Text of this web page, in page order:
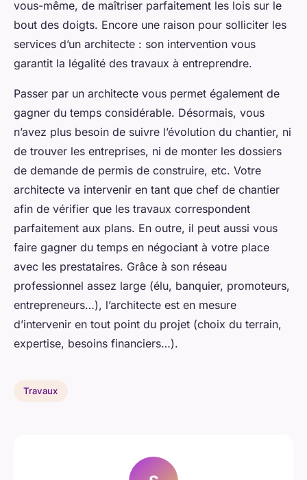
vous-même, de maîtriser parfaitement les lois sur le
bout des doigts. Encore une raison pour solliciter les
services d’un architecte : son intervention vous
garantit la légalité des travaux à entreprendre.
Passer par un architecte vous permet également de
gagner du temps considérable. Désormais, vous
n’avez plus besoin de suivre l’évolution du chantier, ni
de trouver les entreprises, ni de monter les dossiers
de demande de permis de construire, etc. Votre
architecte va intervenir en tant que chef de chantier
afin de vérifier que les travaux correspondent
parfaitement aux plans. En outre, il peut aussi vous
faire gagner du temps en négociant à votre place
avec les prestataires. Grâce à son réseau
professionnel assez large (élu, banquier, promoteurs,
entrepreneurs…), l’architecte est en mesure
d’intervenir en tout point du projet (choix du terrain,
expertise, besoins financiers…).
Travaux